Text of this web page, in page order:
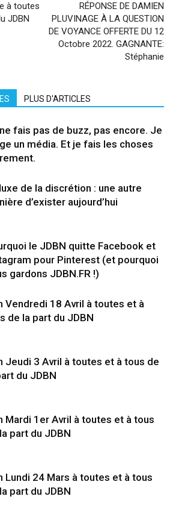
à toutes
JDBN
RÉPONSE DE DAMIEN
PLUVINAGE À LA QUESTION
DE VOYANCE OFFERTE DU 12
Octobre 2022. GAGNANTE:
Stéphanie
PLUS D'ARTICLES
fais pas de buzz, pas encore. Je
un média. Et je fais les choses
de la discrétion : une autre
d’exister aujourd’hui
le JDBN quitte Facebook et
pour Pinterest (et pourquoi
gardons JDBN.FR !)
Vendredi 18 Avril à toutes et à
de la part du JDBN
Jeudi 3 Avril à toutes et à tous de
du JDBN
Mardi 1er Avril à toutes et à tous
part du JDBN
Lundi 24 Mars à toutes et à tous
part du JDBN